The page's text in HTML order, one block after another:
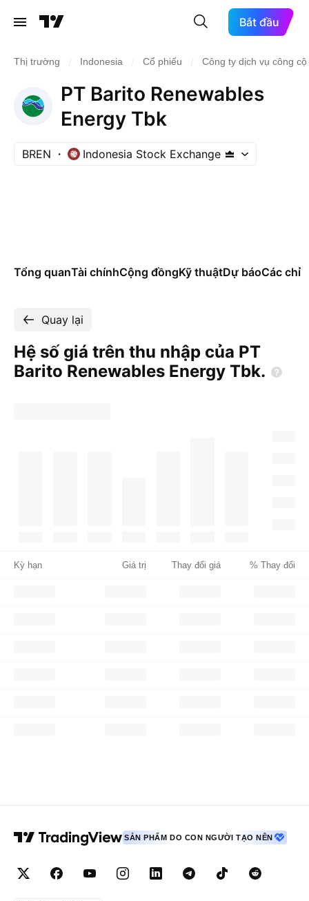
Bắt đầu
Thị trường Indonesia Cổ phiếu Công ty dịch vụ công
PT Barito Renewables
Energy Tbk
BREN Indonesia Stock Exchange
Tổng quanTài chínhCộng đồngKỹ thuậtDự báoCác chỉ
Quay lại
Hệ số giá trên thu nhập của PT
Barito Renewables Energy Tbk.
Kỳ hạn Giá trị Thay đổi giá % Thay đổi
SẢN PHẨM DO CON NGƯỜI TẠO NÊN